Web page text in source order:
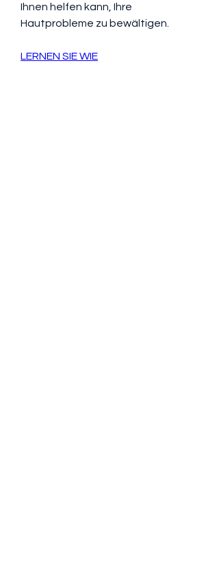
Ihnen helfen kann, Ihre
Hautprobleme zu bewältigen.
LERNEN SIE WIE